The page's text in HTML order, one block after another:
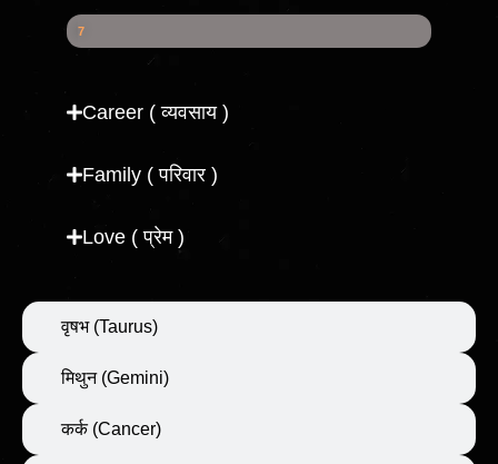
वृषभ (Taurus)
मिथुन (Gemini)
कर्क (Cancer)
Health Score
7
Career ( व्यवसाय )
Family ( परिवार )
Love ( प्रेम )